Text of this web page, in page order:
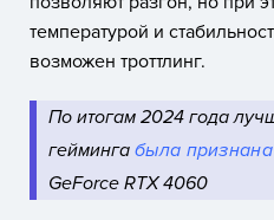
температурой и
возможен троттлинг.
По итогам 2024 года
гейминга была признана
GeForce RTX 4060